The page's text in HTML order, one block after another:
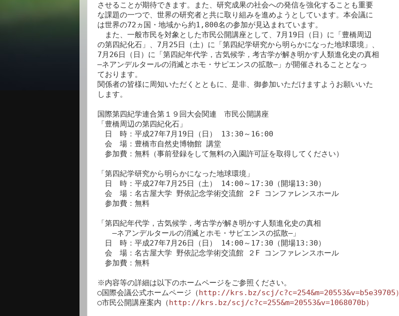
させることが期待できます。また、研究成果の社会への発信を強化することも重要
な課題の一つで、世界の研究者と共に取り組みを進めようとしています。本会議に
は世界の72ヵ国・地域から約1,800名の参加が見込まれています。
また、一般市民を対象とした市民公開講座として、7月19日（日）に「豊橋周辺
の第四紀化石」、7月25日（土）に「第四紀学研究から明らかになった地球環境」、
7月26日（日）に「第四紀年代学，古気候学，考古学が解き明かす人類進化史の真相
―ネアンデルタールの消滅とホモ・サピエンスの拡散―」が開催されることとなっ
ております。
関係者の皆様に周知いただくとともに、是非、御参加いただけますようお願いいた
します。
国際第四紀学連合第１９回大会関連　市民公開講座
「豊橋周辺の第四紀化石」
日　時：平成27年7月19日（日） 13:30～16:00
会　場：豊橋市自然史博物館 講堂
参加費：無料（事前登録をして無料の入園許可証を取得してください）
「第四紀学研究から明らかになった地球環境」
日　時：平成27年7月25日（土） 14:00～17:30（開場13:30）
会　場：名古屋大学 野依記念学術交流館 ２F コンファレンスホール
参加費：無料
「第四紀年代学，古気候学，考古学が解き明かす人類進化史の真相
―ネアンデルタールの消滅とホモ・サピエンスの拡散―」
日　時：平成27年7月26日（日） 14:00～17:30（開場13:30）
会　場：名古屋大学 野依記念学術交流館 ２F コンファレンスホール
参加費：無料
※内容等の詳細は以下のホームページをご参照ください。
○国際会議公式ホームページ（http://krs.bz/scj/c?c=254&m=20553&v=b5e39705）
○市民公開講座案内（http://krs.bz/scj/c?c=255&m=20553&v=1068070b）